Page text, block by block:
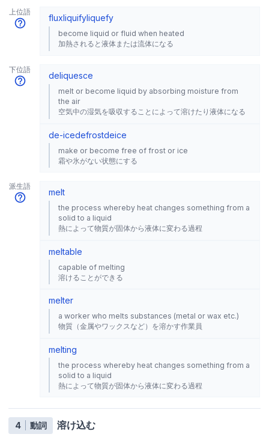
上位語
fluxliquifyliquefy
become liquid or fluid when heated
加熱されると液体または流体になる
下位語
deliquesce
melt or become liquid by absorbing moisture from
the air
空気中の湿気を吸収することによって溶けたり液体になる
de-icedefrostdeice
make or become free of frost or ice
霜や氷がない状態にする
派生語
melt
the process whereby heat changes something from a
solid to a liquid
熱によって物質が固体から液体に変わる過程
meltable
capable of melting
溶けることができる
melter
a worker who melts substances (metal or wax etc.)
物質（金属やワックスなど）を溶かす作業員
melting
the process whereby heat changes something from a
solid to a liquid
熱によって物質が固体から液体に変わる過程
4 動詞 溶け込む